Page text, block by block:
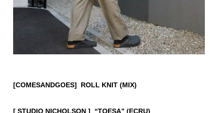
[COMESANDGOES] ROLL KNIT (MIX)
[ STUDIO NICHOLSON ] “TOESA” (ECRU)